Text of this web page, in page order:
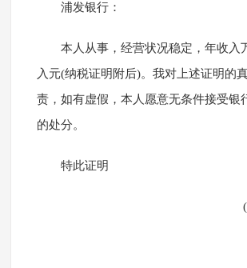
浦发银行：
本人从事，经营状况稳定，年收入
入元(纳税证明附后)。我对上述证明的
责，如有虚假，本人愿意无条件接受银
的处分。
特此证明
(签